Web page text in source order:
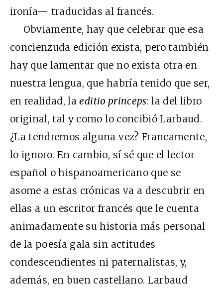
ironía— traducidas al francés.
Obviamente, hay que celebrar que esa
concienzuda edición exista, pero también
hay que lamentar que no exista otra en
nuestra lengua, que habría tenido que ser,
en realidad, laeditio princeps: la del libro
original, tal y como lo concibió Larbaud.
¿La tendremos alguna vez? Francamente,
lo ignoro. En cambio, sí sé que el lector
español o hispanoamericano que se
asome a estas crónicas va a descubrir en
ellas a un escritor francés que le cuenta
animadamente su historia más personal
de la poesía gala sin actitudes
condescendientes ni paternalistas, y,
además, en buen castellano. Larbaud